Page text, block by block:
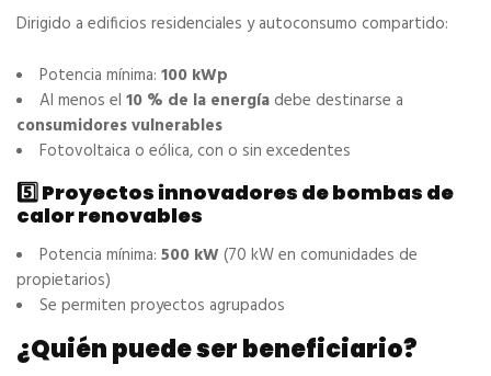
Dirigido a edificios residenciales y autoconsumo compartido:
Potencia mínima: 100 kWp
Al menos el 10 % de la energía debe destinarse a
consumidores vulnerables
Fotovoltaica o eólica, con o sin excedentes
5️⃣ Proyectos innovadores de bombas de
calor renovables
Potencia mínima: 500 kW (70 kW en comunidades de
propietarios)
Se permiten proyectos agrupados
¿Quién puede ser beneficiario?